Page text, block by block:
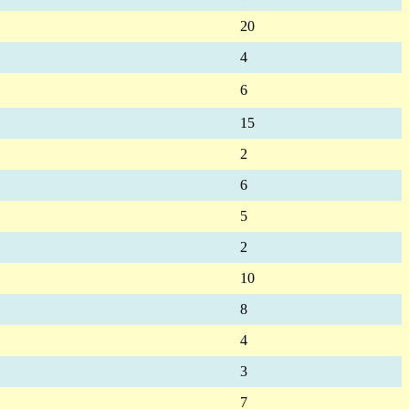
20
4
6
15
2
6
5
2
10
8
4
3
7